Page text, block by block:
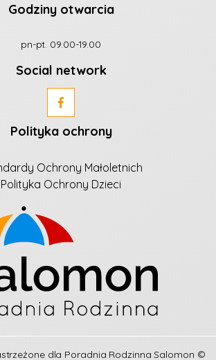
Godziny otwarcia
pn-pt. 09.00-19.00
Social network
Polityka ochrony
Ochrony Małoletnich
Polityka Ochrony Dzieci
dla Poradnia Rodzinna Salomon ©